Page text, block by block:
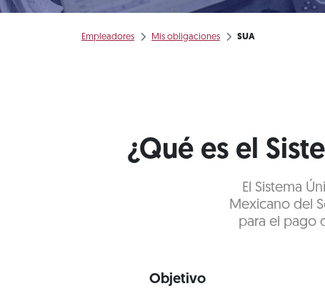
Empleadores Mis obligaciones SUA
¿Qué es el
El Sistema
Mexicano del
para el pago
Objetivo